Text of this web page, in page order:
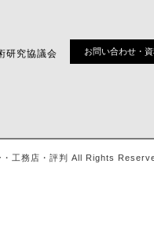
研究協議会
お問い合わせ・
工務店・評判 All Rights